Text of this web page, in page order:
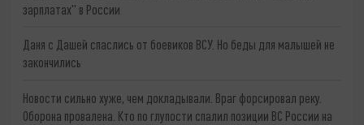
зарплатах" в России
Даня с Дашей спаслись от боевиков ВСУ. Но беды для малышей не
закончились
Новости сильно хуже, чем докладывали. Враг форсировал реку.
Оборона провалена. Кто по глупости спалил позиции ВС России на